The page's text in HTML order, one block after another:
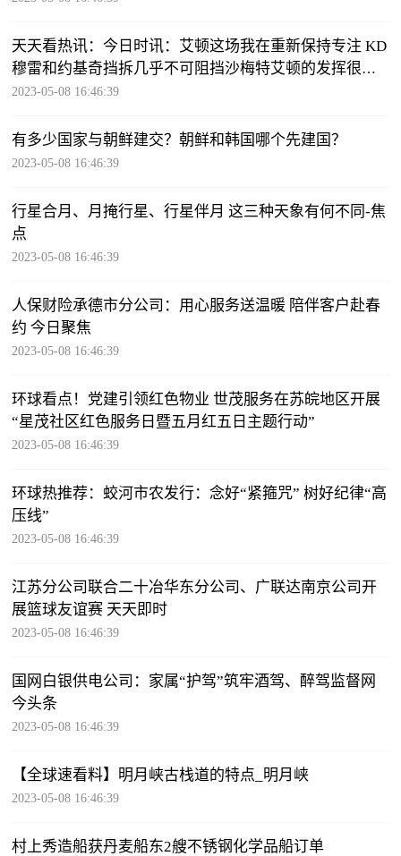
天天看热讯：今日时讯：艾顿这场我在重新保持专注 KD
穆雷和约基奇挡拆几乎不可阻挡沙梅特艾顿的发挥很关
键
2023-05-08 16:46:39
有多少国家与朝鲜建交？朝鲜和韩国哪个先建国？
2023-05-08 16:46:39
行星合月、月掩行星、行星伴月 这三种天象有何不同-焦
点
2023-05-08 16:46:39
人保财险承德市分公司：用心服务送温暖 陪伴客户赴春
约 今日聚焦
2023-05-08 16:46:39
环球看点！党建引领红色物业 世茂服务在苏皖地区开展
“星茂社区红色服务日暨五月红五日主题行动”
2023-05-08 16:46:39
环球热推荐：蛟河市农发行：念好“紧箍咒” 树好纪律“高
压线”
2023-05-08 16:46:39
江苏分公司联合二十冶华东分公司、广联达南京公司开
展篮球友谊赛 天天即时
2023-05-08 16:46:39
国网白银供电公司：家属“护驾”筑牢酒驾、醉驾监督网
今头条
2023-05-08 16:46:39
【全球速看料】明月峡古栈道的特点_明月峡
2023-05-08 16:46:39
村上秀造船获丹麦船东2艘不锈钢化学品船订单